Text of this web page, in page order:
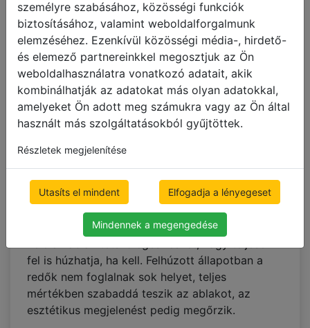
személyre szabásához, közösségi funkciók
biztosításához, valamint weboldalforgalmunk
elemzéséhez. Ezenkívül közösségi média-, hirdető-
és elemező partnereinkkel megosztjuk az Ön
weboldalhasználatra vonatkozó adatait, akik
kombinálhatják az adatokat más olyan adatokkal,
amelyeket Ön adott meg számukra vagy az Ön által
használt más szolgáltatásokból gyűjtöttek.
Részletek megjelenítése
Utasíts el mindent Elfogadja a lényegeset
Mindennek a megengedése
sugarai és a mesterséges utcai fények ellen
egyaránt, biztosítja a komfortos pihenést,
valamint véd a járókelők és szomszédok
kíváncsi tekintete elől. Ráadásul apliszé
árnyékolófelbecsülhetetlen szolgálatot tesz a
helyiség hőmérsékletének szabályozásában: a
belső tereket megóvja a hőségtől még a
legforróbb kánikulában is.
az alsó és felső részen is mozgathatóak, ami
lehetővé teszi a helyiségbe jutó fény
mennyiségének precíz szabályozását.
Napszaktól és igényeitől függően takarhatja
fel is húzhatja, ha kell. Felhúzott állapotban a
redők nem foglalnak sok helyet, teljes
mértékben szabaddá teszik az ablakot, az
esztétikus megjelenést pedig megőrzik.